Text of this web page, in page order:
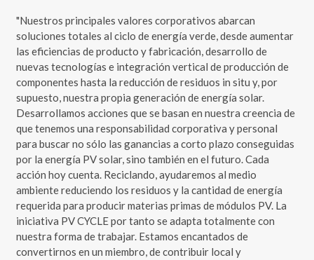
"Nuestros principales valores corporativos abarcan
soluciones totales al ciclo de energía verde, desde aumentar
las eficiencias de producto y fabricación, desarrollo de
nuevas tecnologías e integración vertical de producción de
componentes hasta la reducción de residuos in situ y, por
supuesto, nuestra propia generación de energía solar.
Desarrollamos acciones que se basan en nuestra creencia de
que tenemos una responsabilidad corporativa y personal
para buscar no sólo las ganancias a corto plazo conseguidas
por la energía PV solar, sino también en el futuro. Cada
acción hoy cuenta. Reciclando, ayudaremos al medio
ambiente reduciendo los residuos y la cantidad de energía
requerida para producir materias primas de módulos PV. La
iniciativa PV CYCLE por tanto se adapta totalmente con
nuestra forma de trabajar. Estamos encantados de
convertirnos en un miembro, de contribuir local y